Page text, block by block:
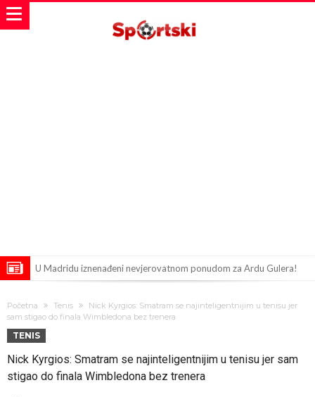
U Madridu iznenađeni nevjerovatnom ponudom za Ardu Gulera!
odabrao!
Marciniak objasnio zašto nije isključio Messija: Navijači i stručnjaci su
zaprepašteni njegovim riječima
Milan smanjuje tim
Hidratacijske pauze postale su biznis: FIFA ih ne planira ukinuti
Početna Tenis
Nick Kyrgios: Smatram se najinteligentnijim u tenisu jer
sam stigao do finala Wimbledona bez trenera
TENIS
Nick Kyrgios: Smatram se najinteligentnijim u tenisu jer sam
stigao do finala Wimbledona bez trenera